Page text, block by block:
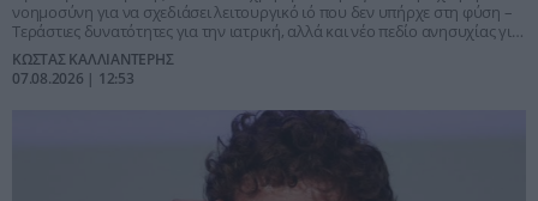
νοημοσύνη για να σχεδιάσει λειτουργικό ιό που δεν υπήρχε στη φύση –
Τεράστιες δυνατότητες για την ιατρική, αλλά και νέο πεδίο ανησυχίας για
βιοασφάλεια και βιολογικά όπλα
ΚΩΣΤΑΣ ΚΑΛΛΙΑΝΤΕΡΗΣ
07.08.2026 | 12:53